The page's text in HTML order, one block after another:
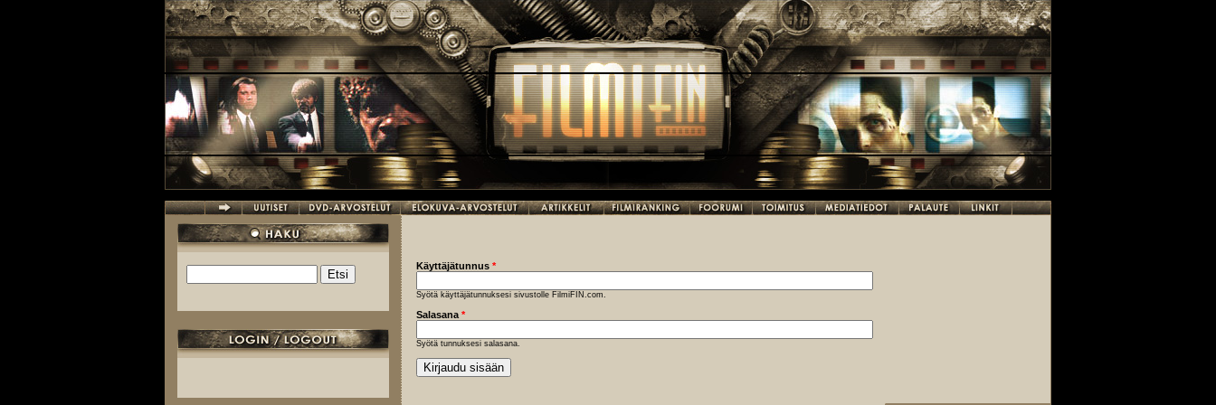
Hakulomake
Käyttäjätunnus *
Syötä käyttäjätunnuksesi sivustolle FilmiFIN.com.
Salasana *
Syötä tunnuksesi salasana.